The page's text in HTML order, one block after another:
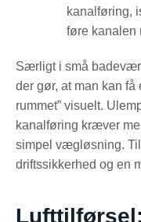
kanalføring,
føre kanalen
Særligt i små
der gør, at man kan få
rummet” visuelt.
kanalføring kræver
simpel vægløsning.
driftssikkerhed og en